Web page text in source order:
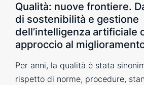
Qualità: nuove frontiere.
di sostenibilità e gestione
dell’intelligenza artificiale
approccio al
Per anni, la qualità è stata
rispetto di norme, procedure,